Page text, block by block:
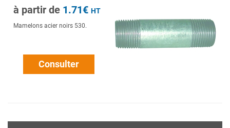
à partir de 1.71€ HT
Mamelons acier noirs 530.
Consulter